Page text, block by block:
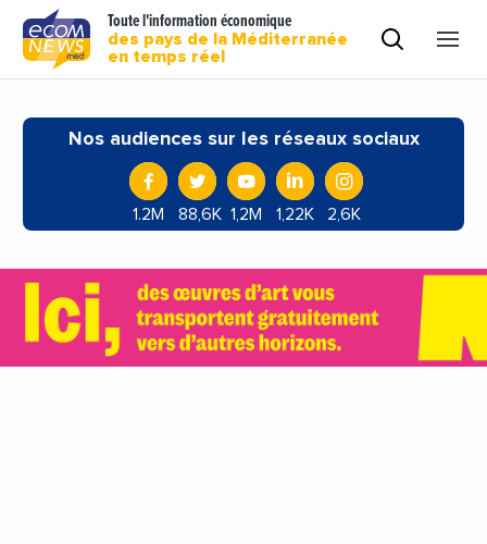
Toute l'information économique
des pays de la Méditerranée
en temps réel
Nos audiences sur les réseaux sociaux
1.2M 88,6K 1,2M 1,22K 2,6K